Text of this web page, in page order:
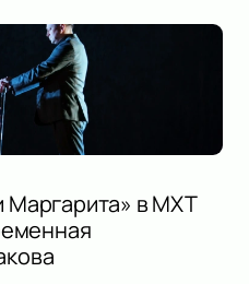
Маргарита» в МХТ